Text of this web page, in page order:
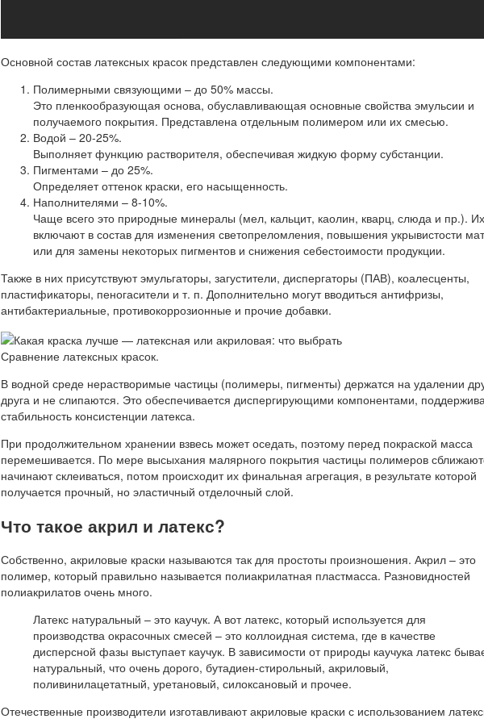
Основной состав латексных красок представлен следующими компонентами:
Полимерными связующими – до 50% массы.
Это пленкообразующая основа, обуславливающая основные свойства эмульсии и
получаемого покрытия. Представлена отдельным полимером или их смесью.
Водой – 20-25%.
Выполняет функцию растворителя, обеспечивая жидкую форму субстанции.
Пигментами – до 25%.
Определяет оттенок краски, его насыщенность.
Наполнителями – 8-10%.
Чаще всего это природные минералы (мел, кальцит, каолин, кварц, слюда и пр.). Их
включают в состав для изменения светопреломления, повышения укрывистости
или для замены некоторых пигментов и снижения себестоимости продукции.
Также в них присутствуют эмульгаторы, загустители, диспергаторы (ПАВ), коалесценты,
пластификаторы, пеногасители и т. п. Дополнительно могут вводиться антифризы,
антибактериальные, противокоррозионные и прочие добавки.
Сравнение латексных красок.
В водной среде нерастворимые частицы (полимеры, пигменты) держатся на удалении
друга и не слипаются. Это обеспечивается диспергирующими компонентами,
стабильность консистенции латекса.
При продолжительном хранении взвесь может оседать, поэтому перед покраской масса
перемешивается. По мере высыхания малярного покрытия частицы полимеров
начинают склеиваться, потом происходит их финальная агрегация, в результате которой
получается прочный, но эластичный отделочный слой.
Что такое акрил и латекс?
Собственно, акриловые краски называются так для простоты произношения. Акрил – это
полимер, который правильно называется полиакрилатная пластмасса. Разновидностей
полиакрилатов очень много.
Латекс натуральный – это каучук. А вот латекс, который используется для
производства окрасочных смесей – это коллоидная система, где в качестве
дисперсной фазы выступает каучук. В зависимости от природы каучука латекс
натуральный, что очень дорого, бутадиен-стирольный, акриловый,
поливинилацетатный, уретановый, силоксановый и прочее.
Отечественные производители изготавливают акриловые краски с использованием